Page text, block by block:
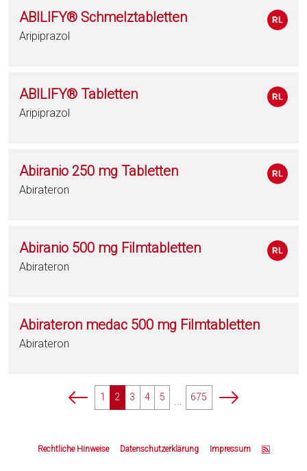
ABILIFY® Schmelztabletten
Aripiprazol
ABILIFY® Tabletten
Aripiprazol
Abiranio 250 mg Tabletten
Abirateron
Abiranio 500 mg Filmtabletten
Abirateron
Abirateron medac 500 mg Filmtabletten
Abirateron
p
n
1 2 3 4 5 ... 675
p
n
Rechtliche Hinweise Datenschutzerklärung Impressum